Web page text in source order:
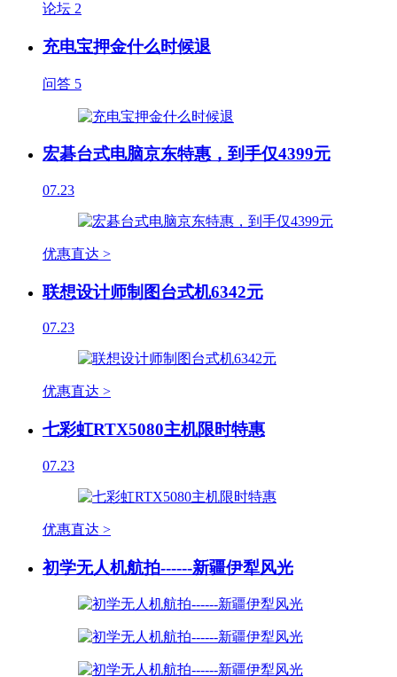
论坛 2
充电宝押金什么时候退
问答 5
宏碁台式电脑京东特惠，到手仅4399元
07.23
优惠直达 >
联想设计师制图台式机6342元
07.23
优惠直达 >
七彩虹RTX5080主机限时特惠
07.23
优惠直达 >
初学无人机航拍------新疆伊犁风光